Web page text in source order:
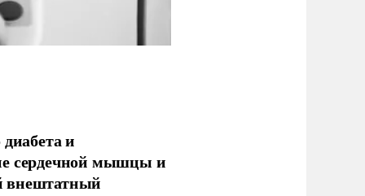
и
сердечной мышцы и
внештатный